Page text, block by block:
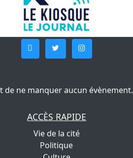
de ne manquer aucun évènement.
ACCÈS RAPIDE
Vie de la cité
Politique